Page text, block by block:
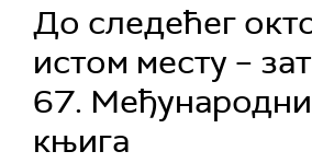
До следећег
истом месту –
67. Међународни
књига